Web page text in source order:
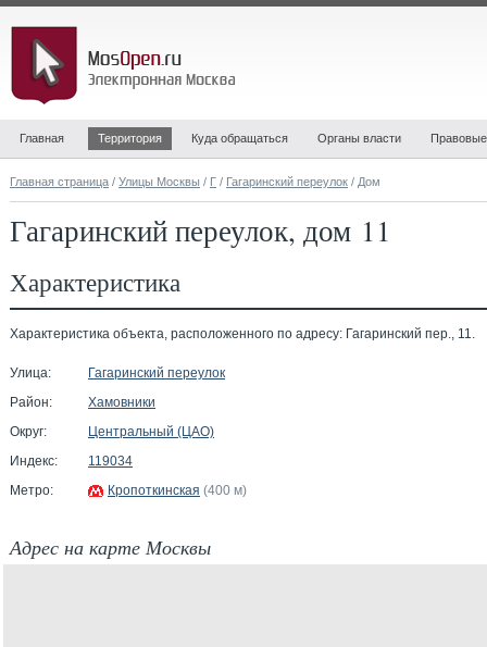
Главная Территория Куда обращаться Органы власти
Главная страница / Улицы Москвы / Г / Гагаринский переулок / Дом
Гагаринский переулок, дом 11
Характеристика
Характеристика объекта, расположенного по адресу: Гагаринский пер., 11.
Улица:
Гагаринский переулок
Район:
Хамовники
Округ:
Центральный (ЦАО)
Индекс:
119034
Метро:
Кропоткинская (400 м)
Адрес на карте Москвы